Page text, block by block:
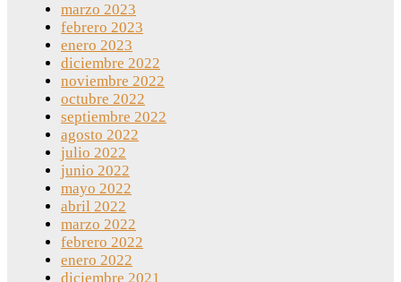
marzo 2023
febrero 2023
enero 2023
diciembre 2022
noviembre 2022
octubre 2022
septiembre 2022
agosto 2022
julio 2022
junio 2022
mayo 2022
abril 2022
marzo 2022
febrero 2022
enero 2022
diciembre 2021